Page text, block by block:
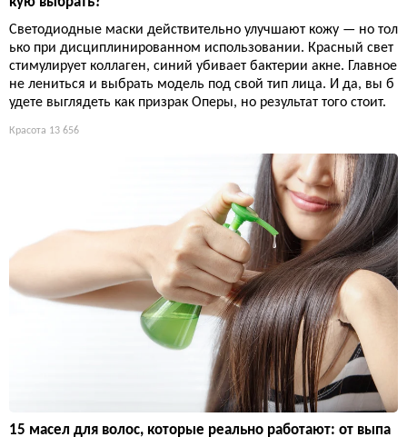
Светодиодные маски действительно улучшают кожу — но тол
ько при дисциплинированном использовании. Красный свет
стимулирует коллаген, синий убивает бактерии акне. Главное
не лениться и выбрать модель под свой тип лица. И да, вы б
удете выглядеть как призрак Оперы, но результат того стоит.
Красота 13 656
15 масел для волос, которые реально работают: от выпа